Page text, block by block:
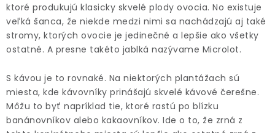
ktoré produkujú klasicky skvelé plody ovocia. No existuje
veľká šanca, že niekde medzi nimi sa nachádzajú aj také
stromy, ktorých ovocie je jedinečné a lepšie ako všetky
ostatné. A presne takéto jablká nazývame Microlot.
S kávou je to rovnaké. Na niektorých plantážach sú
miesta, kde kávovníky prinášajú skvelé kávové čerešne.
Môžu to byť napríklad tie, ktoré rastú po blízku
banánovníkov alebo kakaovníkov. Ide o to, že zrná z